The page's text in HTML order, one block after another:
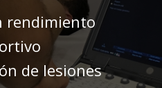
rendimiento
de lesiones